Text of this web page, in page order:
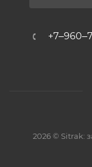
2026 © Sitrak: